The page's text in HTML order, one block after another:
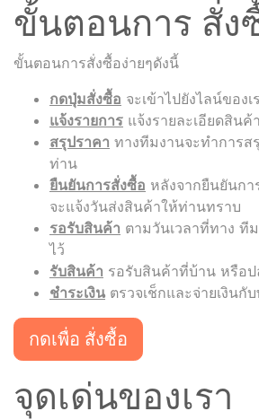
ขั้นตอนการ สั่ง
ขั้นตอนการสั่งซื้อง่ายๆดังนี้
กดปุ่มสั่งซื้อ จะเข้าไปยังไลน์ของเ
แจ้งรายการ แจ้งรายละเอียดสินค้
สรุปราคา ทางทีมงานจะทำการ
ท่าน
ยืนยันการสั่งซื้อ หลังจากยืนยันก
จะแจ้งวันส่งสินค้าให้ท่านทราบ
รอรับสินค้า ตามวันเวลาที่ทาง
ไว้
รับสินค้า รอรับสินค้าที่บ้าน หรือ
ชำระเงิน ตรวจเช็กและจ่ายเงินกั
กดเพื่อ สั่งซื้อ
จุดเด่นของเรา